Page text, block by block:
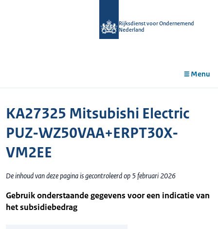
Rijksdienst voor Ondernemend
Nederland
Menu
KA27325 Mitsubishi Electric
PUZ-WZ50VAA+ERPT30X-
VM2EE
De inhoud van deze pagina is gecontroleerd op 5 februari 2026
Gebruik onderstaande gegevens voor een indicatie van
het subsidiebedrag